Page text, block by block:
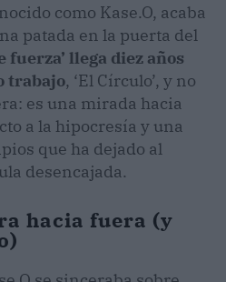
como Kase.O, acaba
patada en la puerta del
fuerza’ llega diez años
trabajo, ‘El Círculo’, y no
es una mirada hacia
a la hipocresía y una
que ha dejado al
desencajada.
hacia fuera (y